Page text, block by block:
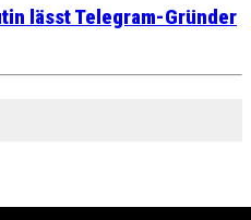
lässt Telegram-Gründer